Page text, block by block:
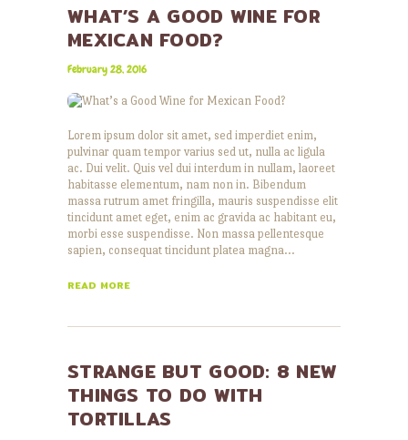
WHAT’S A GOOD WINE FOR
MEXICAN FOOD?
February 28, 2016
Lorem ipsum dolor sit amet, sed imperdiet enim,
pulvinar quam tempor varius sed ut, nulla ac ligula
ac. Dui velit. Quis vel dui interdum in nullam, laoreet
habitasse elementum, nam non in. Bibendum
massa rutrum amet fringilla, mauris suspendisse elit
tincidunt amet eget, enim ac gravida ac habitant eu,
morbi esse suspendisse. Non massa pellentesque
sapien, consequat tincidunt platea magna…
READ MORE
STRANGE BUT GOOD: 8 NEW
THINGS TO DO WITH
TORTILLAS